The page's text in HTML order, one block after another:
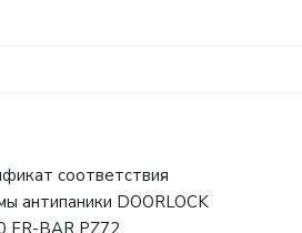
соответствия
антипаники DOORLOCK